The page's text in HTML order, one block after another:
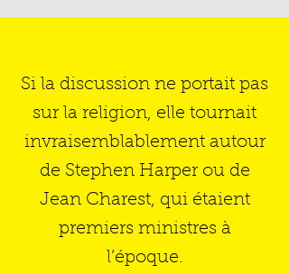
Si la discussion ne portait pas
sur la religion, elle tournait
invraisemblablement autour
de Stephen Harper ou de
Jean Charest, qui étaient
premiers ministres à
l’époque.